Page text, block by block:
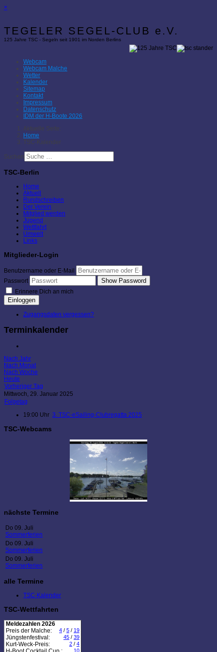
×
TEGELER SEGEL-CLUB e.V.
125 Jahre TSC - Segeln seit 1901 im Norden Berlins
Webcam
Webcam Malche
Wetter
Kalender
Sitemap
Kontakt
Impressum
Datenschutz
IDM der H-Boote 2026
Aktuelle Seite:
Home
TSC-Kalender
Suchen
TSC-Berlin
Home
Aktuell
Rundschreiben
Der Verein
Mitglied werden
Jugend
Wettfahrt
Umwelt
Links
Mitglieder-Login
Benutzername oder E-Mail
Passwort
Show Password
Erinnere Dich an mich
Einloggen
Zugangsdaten vergessen?
Terminkalender
Nach Jahr
Nach Monat
Nach Woche
Heute
Vorheriger Tag
Mittwoch, 29. Januar 2025
Folgetag
19:00 Uhr 3. TSC-eSailing-Clubregatta 2025
TSC-Webcams
nächste Termine
Do 09. Juli
Sommerferien
Do 09. Juli
Sommerferien
Do 09. Juli
Sommerferien
alle Termine
TSC-Kalender
TSC-Wettfahrten
Meldezahlen 2026
Preis der Malche:
4 / 5 / 19
Jüngstenfestival: 45 / 39
Kurt-Weck-Preis: 2 / 4
10